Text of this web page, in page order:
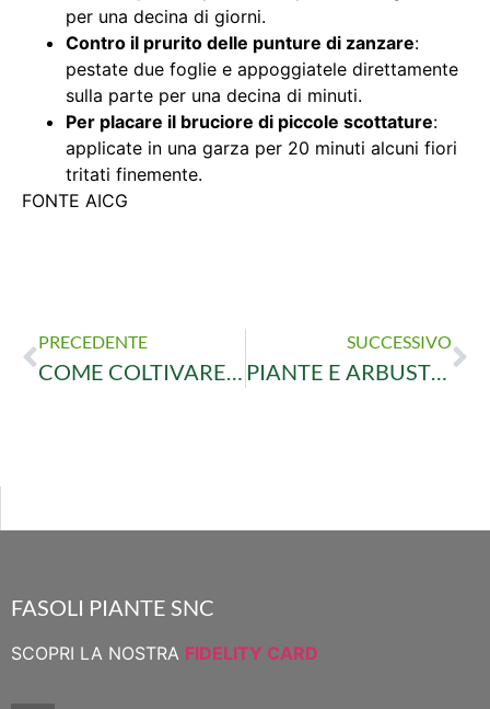
per una decina di giorni.
Contro il prurito delle punture di zanzare:
pestate due foglie e appoggiatele direttamente
sulla parte per una decina di minuti.
Per placare il bruciore di piccole scottature:
applicate in una garza per 20 minuti alcuni fiori
tritati finemente.
FONTE AICG
PRECEDENTE
COME COLTIVARE I BONSAI: CORSO CON L’ESPERTO
SUCCESSIVO
PIANTE E ARBUSTI RAMPICANTI INVERNALI INDISTRUTTIBILI
FASOLI PIANTE SNC
SCOPRI LA NOSTRA FIDELITY CARD